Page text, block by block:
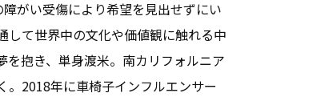
がい受傷により希望を見出せずにい
して世界中の文化や価値観に触れる中
抱き、単身渡米。南カリフォルニア
。2018年に車椅子インフルエンサー